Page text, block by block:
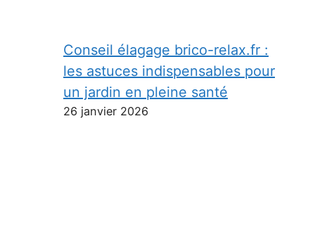
Conseil élagage brico-relax.fr :
les astuces indispensables pour
un jardin en pleine santé
26 janvier 2026